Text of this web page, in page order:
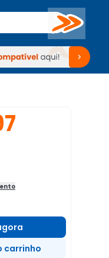
Buscar
TV Venda no KaBuM!
Venda no KaBuM!
carrinho